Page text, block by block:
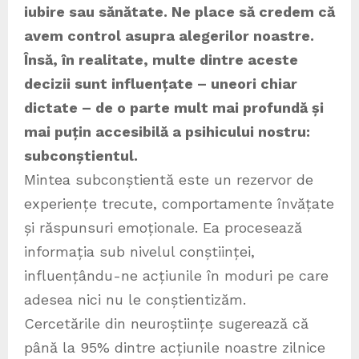
iubire sau sănătate. Ne place să credem că
avem control asupra alegerilor noastre.
Însă, în realitate, multe dintre aceste
decizii sunt influențate – uneori chiar
dictate – de o parte mult mai profundă și
mai puțin accesibilă a psihicului nostru:
subconștientul.
Mintea subconștientă este un rezervor de
experiențe trecute, comportamente învățate
și răspunsuri emoționale. Ea procesează
informația sub nivelul conștiinței,
influențându-ne acțiunile în moduri pe care
adesea nici nu le conștientizăm.
Cercetările din neuroștiințe sugerează că
până la 95% dintre acțiunile noastre zilnice